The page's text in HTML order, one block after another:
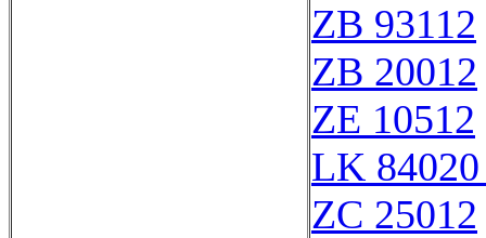
ZB 93112
ZB 20012
ZE 10512
LK
ZC 25012